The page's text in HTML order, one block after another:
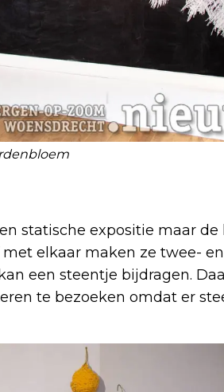
statische expositie maar de
elkaar maken ze twee- en
een steentje bijdragen.
te bezoeken omdat er